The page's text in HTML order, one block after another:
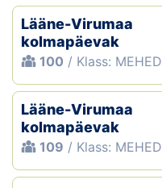
Lääne-Virumaa
kolmapäevak
100 / Klass: MEHED
Lääne-Virumaa
kolmapäevak
109 / Klass: MEHED